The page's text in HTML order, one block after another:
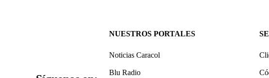
NUESTROS PORTALES
Noticias Caracol
Blu Radio